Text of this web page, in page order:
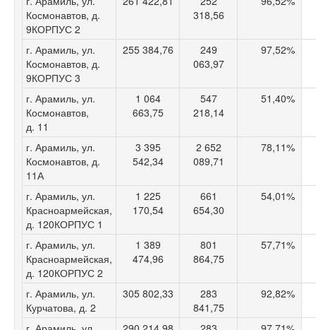
Космонавтов, д.
9КОРПУС 2
318,56
г. Арамиль, ул.
Космонавтов, д.
9КОРПУС 3
255 384,76
249
063,97
97,52%
г. Арамиль, ул.
Космонавтов,
д. 11
1 064
663,75
547
218,14
51,40%
г. Арамиль, ул.
Космонавтов, д.
11А
3 395
542,34
2 652
089,71
78,11%
г. Арамиль, ул.
Красноармейская,
д. 120КОРПУС 1
1 225
170,54
661
654,30
54,01%
г. Арамиль, ул.
Красноармейская,
д. 120КОРПУС 2
1 389
474,96
801
864,75
57,71%
г. Арамиль, ул.
Курчатова, д. 2
305 802,33
283
841,75
92,82%